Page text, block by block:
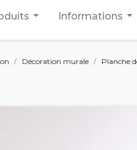
arrow_drop_down arrow_drop_down
Informations
Décoration murale Planche